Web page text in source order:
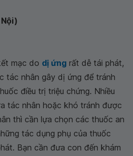
mạc do dị ứng rất dễ tái phát,
tác nhân gây dị ứng để tránh
điều trị triệu chứng. Nhiều
tác nhân hoặc khó tránh được
thì cần lựa chọn các thuốc an
tác dụng phụ của thuốc
Bạn cần đưa con đến khám